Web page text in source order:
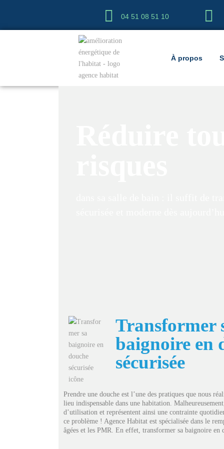
04 51 08 51 10
À propos
Transformer
baignoire en
sécurisée
Prendre une douche est l’une des pratiques que nous
lieu indispensable dans une habitation.
d’utilisation et représentent ainsi une contrainte
ce problème ! Agence Habitat est spécialisée dans le
âgées et les PMR. En effet, transformer sa baignoire en